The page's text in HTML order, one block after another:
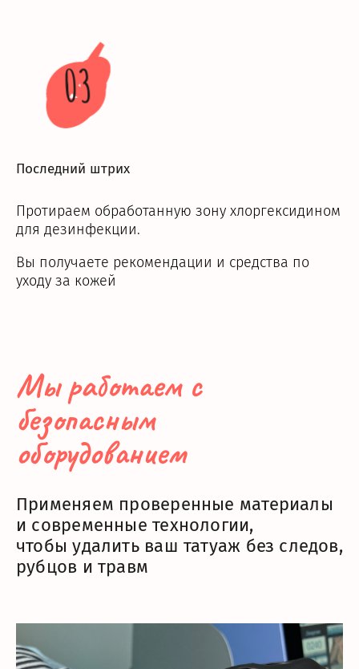
03
Последний штрих
Протираем обработанную зону хлоргексидином
для дезинфекции.
Вы получаете рекомендации и средства по
уходу за кожей
Мы работаем с
безопасным
оборудованием
Применяем проверенные материалы
и современные технологии,
чтобы удалить ваш татуаж без следов,
рубцов и травм